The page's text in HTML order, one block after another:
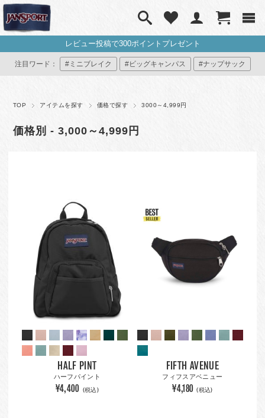
レビュー投稿で300ポイントプレゼント
注目ワード： #ミニブレイク #ビッグキャンパス #ナップサック
TOP アイテムを探す 価格で探す 3000～4,999円
価格別 - 3,000～4,999円
HALF PINT
ハーフパイント
¥4,400 (税込)
FIFTH AVENUE
フィフスアベニュー
¥4,180 (税込)